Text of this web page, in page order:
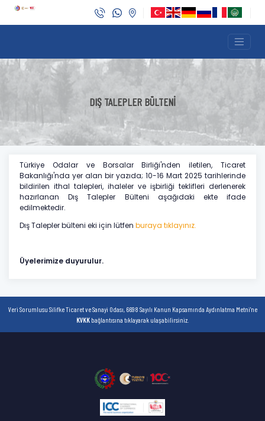
DIŞ TALEPLER BÜLTENİ
Türkiye Odalar ve Borsalar Birliği'nden iletilen, Ticaret
Bakanlığı'nda yer alan bir yazıda; 10-16 Mart 2025 tarihlerinde
bildirilen ithal talepleri, ihaleler ve işbirliği teklifleri derlenerek
hazırlanan Dış Talepler Bülteni aşağıdaki ekte ifade
edilmektedir.
Dış Talepler bülteni eki için lütfen buraya tıklayınız.
Üyelerimize duyurulur.
Veri Sorumlusu Silifke Ticaret ve Sanayi Odası, 6698 Sayılı Kanun Kapsamında Aydınlatma Metni'ne
KVKK bağlantısına tıklayarak ulaşabilirsiniz.